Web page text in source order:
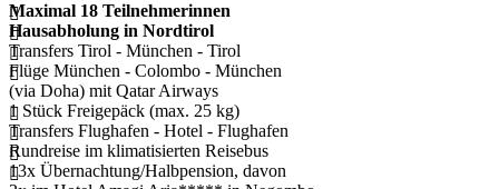
Maximal 18 Teilnehmerinnen
Hausabholung in Nordtirol
Transfers Tirol - München - Tirol
Flüge München - Colombo - München
(via Doha) mit Qatar Airways
1 Stück Freigepäck (max. 25 kg)
Transfers Flughafen - Hotel - Flughafen
Rundreise im klimatisierten Reisebus
13x Übernachtung/Halbpension, davon